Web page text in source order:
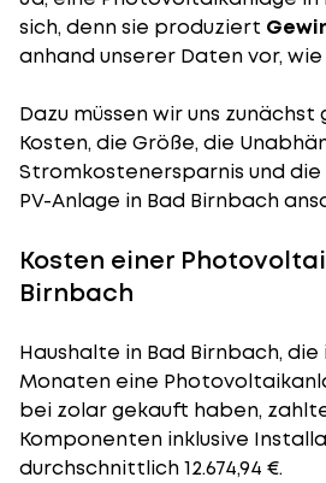
sich, denn sie produziert
anhand unserer Daten vor, wie
Dazu müssen wir uns zunächst
Kosten, die Größe, die
Stromkostenersparnis und
PV-Anlage in Bad Birnbach
Kosten einer
Birnbach
Haushalte in Bad Birnbach,
Monaten eine
bei zolar gekauft haben,
Komponenten inklusive
durchschnittlich 12.674,94 €.